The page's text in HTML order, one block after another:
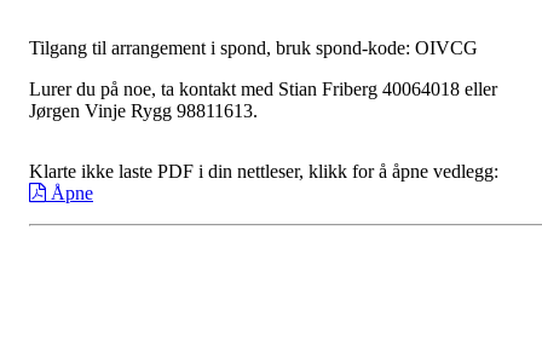
Tilgang til arrangement i spond, bruk spond-kode: OIVCG
Lurer du på noe, ta kontakt med Stian Friberg 40064018 eller
Jørgen Vinje Rygg 98811613.
Klarte ikke laste PDF i din nettleser, klikk for å åpne vedlegg:
Åpne